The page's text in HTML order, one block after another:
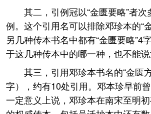
其二，引例冠以“金匮要略”者
例。这个引用名可以排除邓珍本的“
另几种传本书名中都有“金匮要略”4
于这几种传本中的哪一种，也不能说
其三，引用邓珍本书名的“金匮
字），约有10处引用。邓本珍早前
一定意义上说，邓珍本在南宋至明